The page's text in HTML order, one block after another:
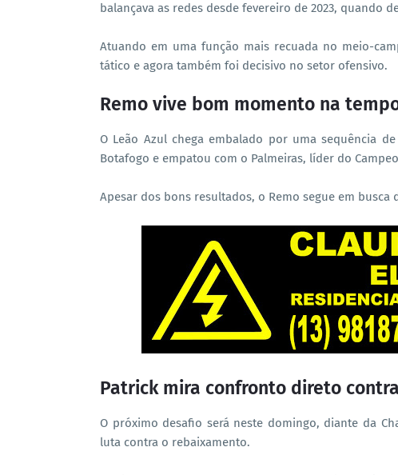
balançava as redes desde fevereiro de 2023, quando
Atuando em uma função mais recuada no meio-
tático e agora também foi decisivo no setor ofensivo.
Remo vive bom momento na
O Leão Azul chega embalado por uma sequência
Botafogo e empatou com o Palmeiras, líder do
Apesar dos bons resultados, o Remo segue em busca
Patrick mira confronto direto
O próximo desafio será neste domingo, diante da
luta contra o rebaixamento.